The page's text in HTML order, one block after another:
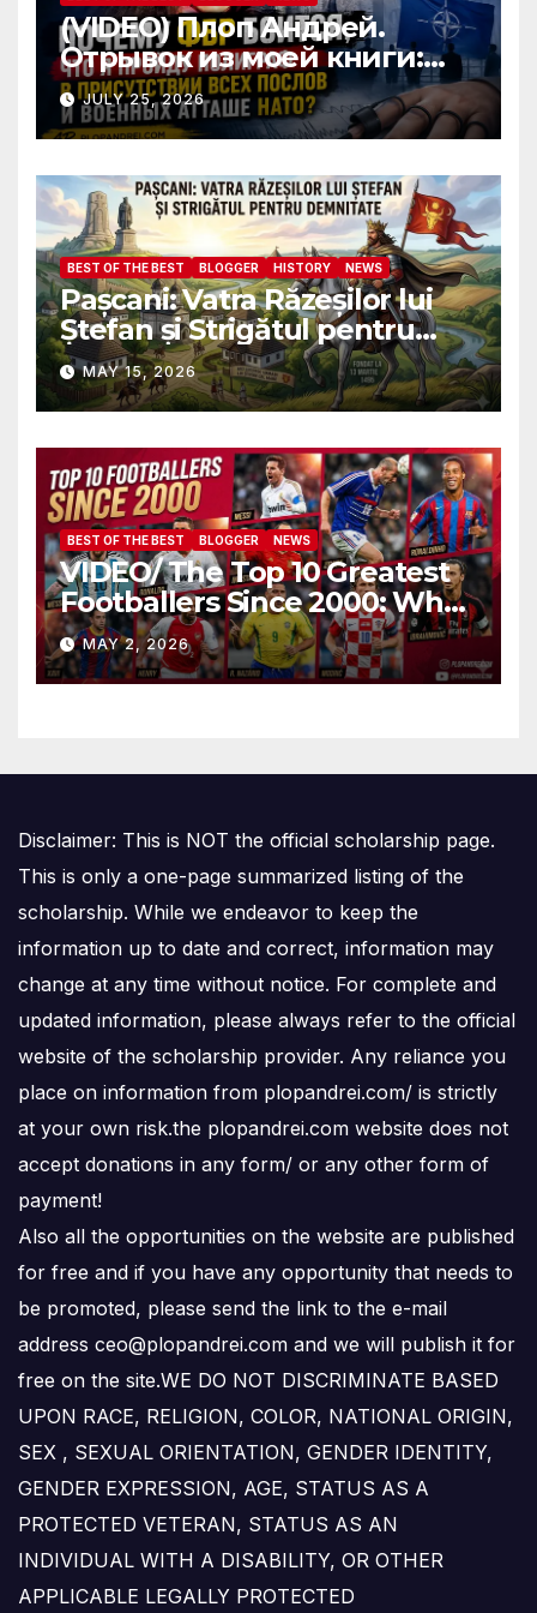
(VIDEO) Плоп Андрей.
Отрывок из моей книги:
Почему ФБР боится, что я
пройду полиграф в
присутствии всех послов и
военных атташе НАТО?
JULY 25, 2026
BEST OF THE BEST BLOGGER HISTORY NEWS
Pașcani: Vatra Răzeșilor lui
Ștefan și Strigătul pentru
Demnitate în Fața
Amalgamării
MAY 15, 2026
BEST OF THE BEST BLOGGER NEWS
VIDEO/ The Top 10 Greatest
Footballers Since 2000: Who
Is Number One
MAY 2, 2026
Disclaimer: This is NOT the official scholarship page.
This is only a one-page summarized listing of the
scholarship. While we endeavor to keep the
information up to date and correct, information may
change at any time without notice. For complete and
updated information, please always refer to the official
website of the scholarship provider. Any reliance you
place on information from plopandrei.com/ is strictly
at your own risk.the plopandrei.com website does not
accept donations in any form/ or any other form of
payment!
Also all the opportunities on the website are published
for free and if you have any opportunity that needs to
be promoted, please send the link to the e-mail
address ceo@plopandrei.com and we will publish it for
free on the site.WE DO NOT DISCRIMINATE BASED
UPON RACE, RELIGION, COLOR, NATIONAL ORIGIN,
SEX , SEXUAL ORIENTATION, GENDER IDENTITY,
GENDER EXPRESSION, AGE, STATUS AS A
PROTECTED VETERAN, STATUS AS AN
INDIVIDUAL WITH A DISABILITY, OR OTHER
APPLICABLE LEGALLY PROTECTED